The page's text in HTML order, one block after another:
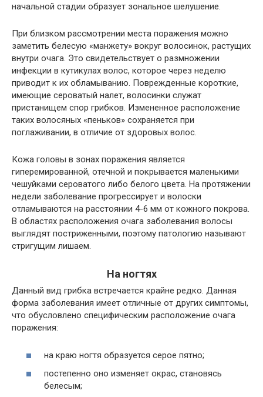
начальной стадии образует зональное шелушение.
При близком рассмотрении места поражения можно
заметить белесую «манжету» вокруг волосинок, растущих
внутри очага. Это свидетельствует о размножении
инфекции в кутикулах волос, которое через неделю
приводит к их обламыванию. Поврежденные короткие,
имеющие сероватый налет, волосинки служат
пристанищем спор грибков. Измененное расположение
таких волосяных «пеньков» сохраняется при
поглаживании, в отличие от здоровых волос.
Кожа головы в зонах поражения является
гиперемированной, отечной и покрывается маленькими
чешуйками сероватого либо белого цвета. На протяжении
недели заболевание прогрессирует и волоски
отламываются на расстоянии 4-6 мм от кожного покрова.
В областях расположения очага заболевания волосы
выглядят постриженными, поэтому патологию называют
стригущим лишаем.
На ногтях
Данный вид грибка встречается крайне редко. Данная
форма заболевания имеет отличные от других симптомы,
что обусловлено специфическим расположение очага
поражения:
на краю ногтя образуется серое пятно;
постепенно оно изменяет окрас, становясь
белесым;